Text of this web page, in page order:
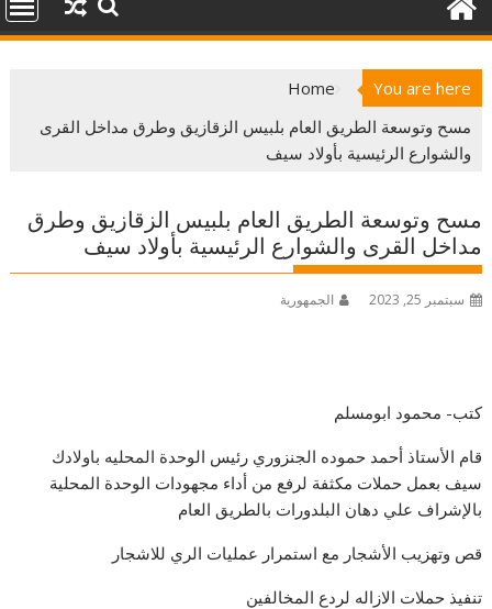
You are here
Home
مسح وتوسعة الطريق العام بلبيس الزقازيق وطرق مداخل القرى
والشوارع الرئيسية بأولاد سيف
مسح وتوسعة الطريق العام بلبيس الزقازيق وطرق
مداخل القرى والشوارع الرئيسية بأولاد سيف
سبتمبر 25, 2023 الجمهورية
كتب- محمود ابومسلم
قام الأستاذ أحمد حموده الجنزوري رئيس الوحدة المحليه باولادك
سيف بعمل حملات مكثفة لرفع من أداء مجهودات الوحدة المحلية
بالإشراف علي دهان البلدورات بالطريق العام
قص وتهزيب الأشجار مع استمرار عمليات الري للاشجار
تنفيذ حملات الازاله لردع المخالفين